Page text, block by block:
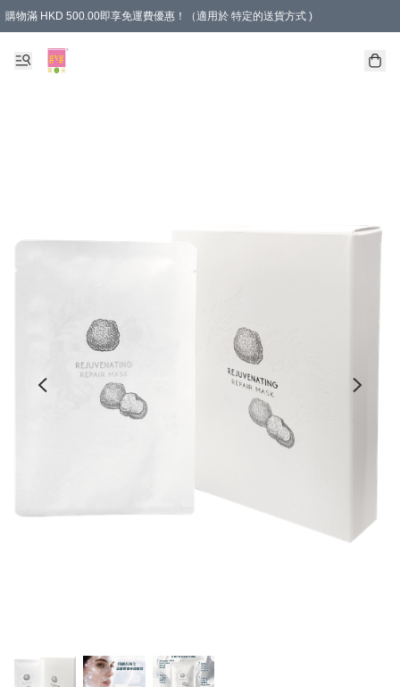
購物滿 HKD 500.00即享免運費優惠！（適用於 特定的送貨方式 )